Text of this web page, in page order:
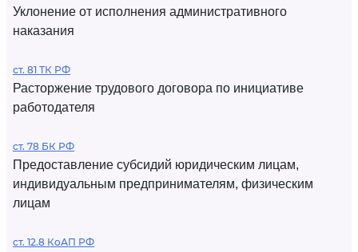
Уклонение от исполнения административного
наказания
ст. 81 ТК РФ
Расторжение трудового договора по инициативе
работодателя
ст. 78 БК РФ
Предоставление субсидий юридическим лицам,
индивидуальным предпринимателям, физическим
лицам
ст. 12.8 КоАП РФ